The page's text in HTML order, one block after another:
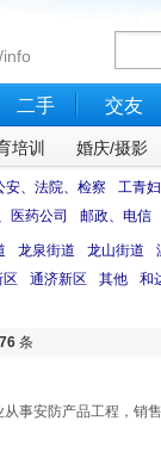
二手 交友
培训 婚庆/摄影
安、法院、检察
工青妇
医药公司 邮政、电信
龙泉街道 龙山街道
区 通济新区 其他
和
条
事安防产品工程，销